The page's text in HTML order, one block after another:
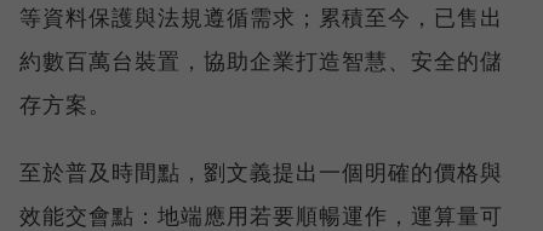
等資料保護與法規遵循需求；累積至今，已售出
約數百萬台裝置，協助企業打造智慧、安全的儲
存方案。
至於普及時間點，劉文義提出一個明確的價格與
效能交會點：地端應用若要順暢運作，運算量可